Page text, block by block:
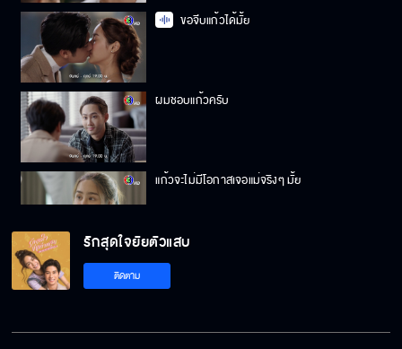
ขอจีบแก้วได้มั้ย
ผมชอบแก้วครับ
แก้วจะไม่มีโอกาสเจอแม่จริงๆ มั้ย
พี่เป็นครอบครัวของแก้ว
รักสุดใจยัยตัวแสบ
ติดตาม